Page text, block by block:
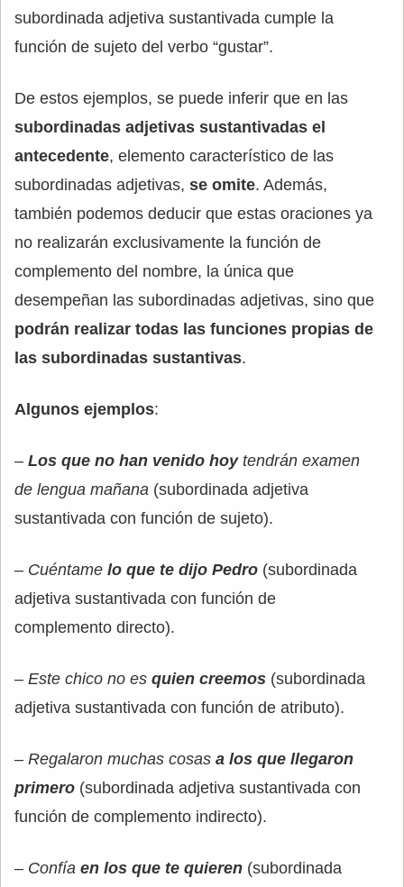
subordinada adjetiva sustantivada cumple la
función de sujeto del verbo “gustar”.
De estos ejemplos, se puede inferir que en las
subordinadas adjetivas sustantivadas el
antecedente, elemento característico de las
subordinadas adjetivas, se omite. Además,
también podemos deducir que estas oraciones ya
no realizarán exclusivamente la función de
complemento del nombre, la única que
desempeñan las subordinadas adjetivas, sino que
podrán realizar todas las funciones propias de
las subordinadas sustantivas.
Algunos ejemplos:
– Los que no han venido hoytendrán examen
de lengua mañana (subordinada adjetiva
sustantivada con función de sujeto).
– Cuéntame lo que te dijo Pedro (subordinada
adjetiva sustantivada con función de
complemento directo).
– Este chico no es quien creemos (subordinada
adjetiva sustantivada con función de atributo).
– Regalaron muchas cosas a los que llegaron
primero (subordinada adjetiva sustantivada con
función de complemento indirecto).
– Confía en los que te quieren (subordinada